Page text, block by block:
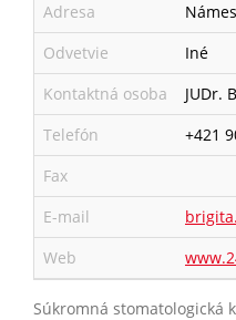
Adresa
Odvetvie
Iné
Kontaktná osoba
JUDr.
Telefón
+421
Fax
E-mail
Web
Súkromná stomatologická